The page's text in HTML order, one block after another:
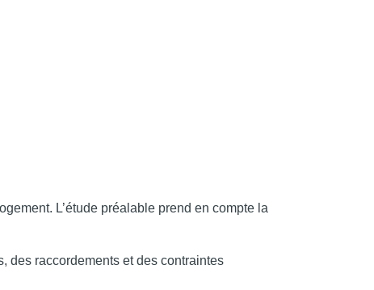
L’étude préalable prend en compte la
des raccordements et des contraintes